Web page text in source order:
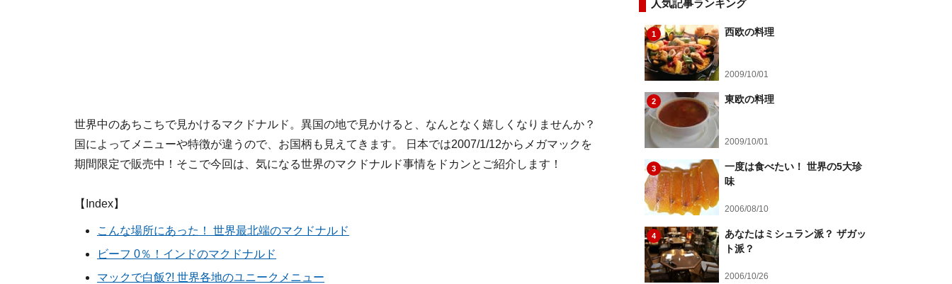
世界中のあちこちで見かけるマクドナルド。異国の地で見かけると、なんとなく嬉しくなりませんか？
国によってメニューや特徴が違うので、お国柄も見えてきます。 日本では2007/1/12からメガマックを
期間限定で販売中！そこで今回は、気になる世界のマクドナルド事情をドカンとご紹介します！
【Index】
こんな場所にあった！ 世界最北端のマクドナルド
ビーフ 0％！インドのマクドナルド
マックで白飯?! 世界各地のユニークメニュー
人気記事ランキング
1 西欧の料理
2009/10/01
2 東欧の料理
2009/10/01
3
一度は食べたい！ 世界の5大珍
味
2006/08/10
4
あなたはミシュラン派？ ザガッ
ト派？
2006/10/26